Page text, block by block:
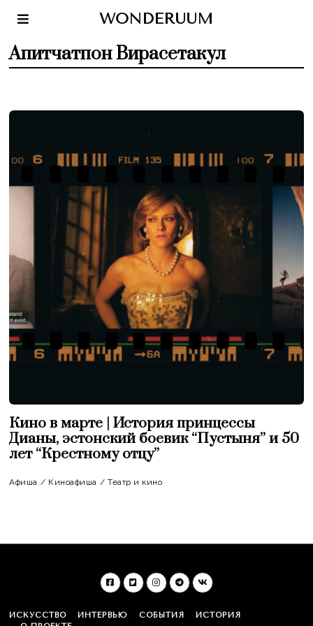
WONDERUUM
Апитчатпон Вирасетакул
Кино в марте | История принцессы
Дианы, эстонский боевик “Пустыня” и 50
лет “Крестному отцу”
Афиша / Киноафиша / Театр и кино
ИСКУССТВО ИНТЕРВЬЮ СОБЫТИЯ
ИСТОРИЯ